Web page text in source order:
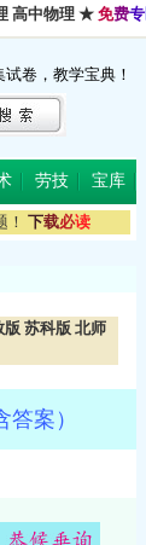
高中物理 ★ 免费专
卷，教学宝典！
劳技 宝库
！ 下载必读
版 苏科版 北师
案）